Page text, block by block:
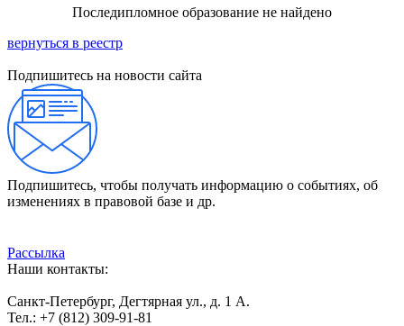
Последипломное образование не найдено
вернуться в реестр
Подпишитесь на новости сайта
Подпишитесь, чтобы получать информацию о событиях, об
изменениях в правовой базе и др.
Рассылка
Наши контакты:
Санкт-Петербург, Дегтярная ул., д. 1 А.
Тел.: +7 (812) 309-91-81